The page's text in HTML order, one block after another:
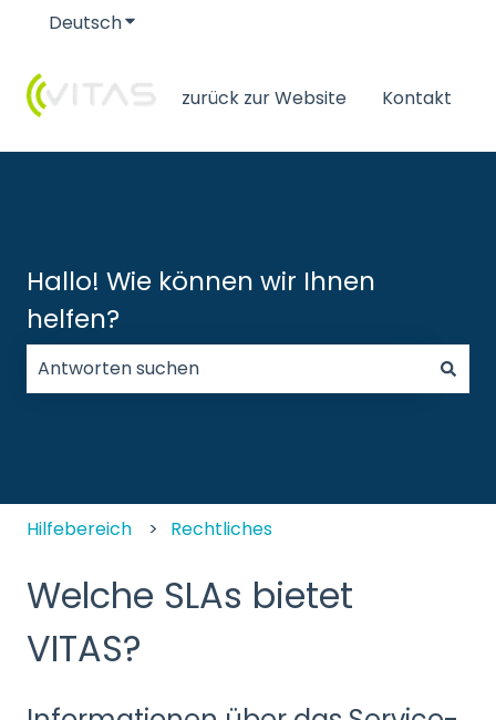
DeutschUntermenü für Übersetzungen anzeigen
zurück zur Website Kontakt
Hallo! Wie können wir Ihnen
helfen?
Hilfebereich Rechtliches
Welche SLAs bietet
VITAS?